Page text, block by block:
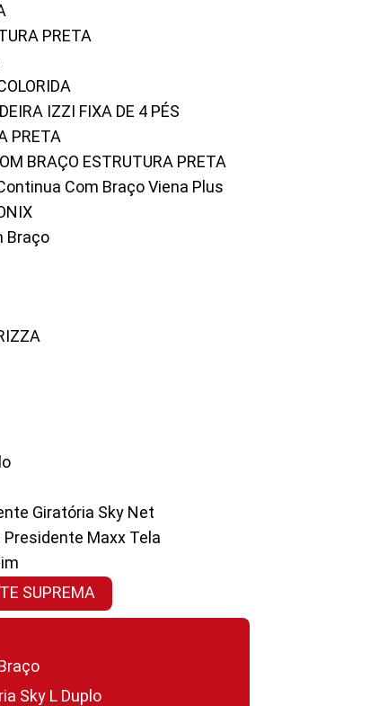
PRETA
IZZI FIXA DE 4 PÉS
PRETA
BRAÇO ESTRUTURA PRETA
Com Braço Viena Plus
Braço
Giratória Sky Net
Presidente Maxx Tela
SUPREMA
Sky L Duplo